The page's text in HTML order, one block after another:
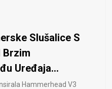
Slušalice S
Brzim
Uređaja...
Hammerhead V3